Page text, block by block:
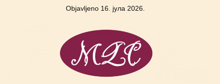
Objavljeno 16. јула 2026.